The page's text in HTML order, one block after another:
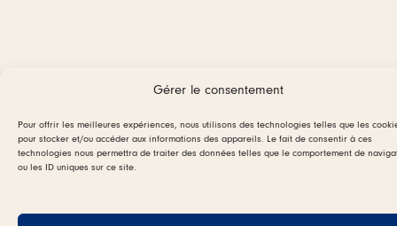
Gérer le consentement
Pour offrir les meilleures expériences, nous utilisons des technologies telles que les
pour stocker et/ou accéder aux informations des appareils. Le fait de consentir à ces
technologies nous permettra de traiter des données telles que le comportement de
ou les ID uniques sur ce site.